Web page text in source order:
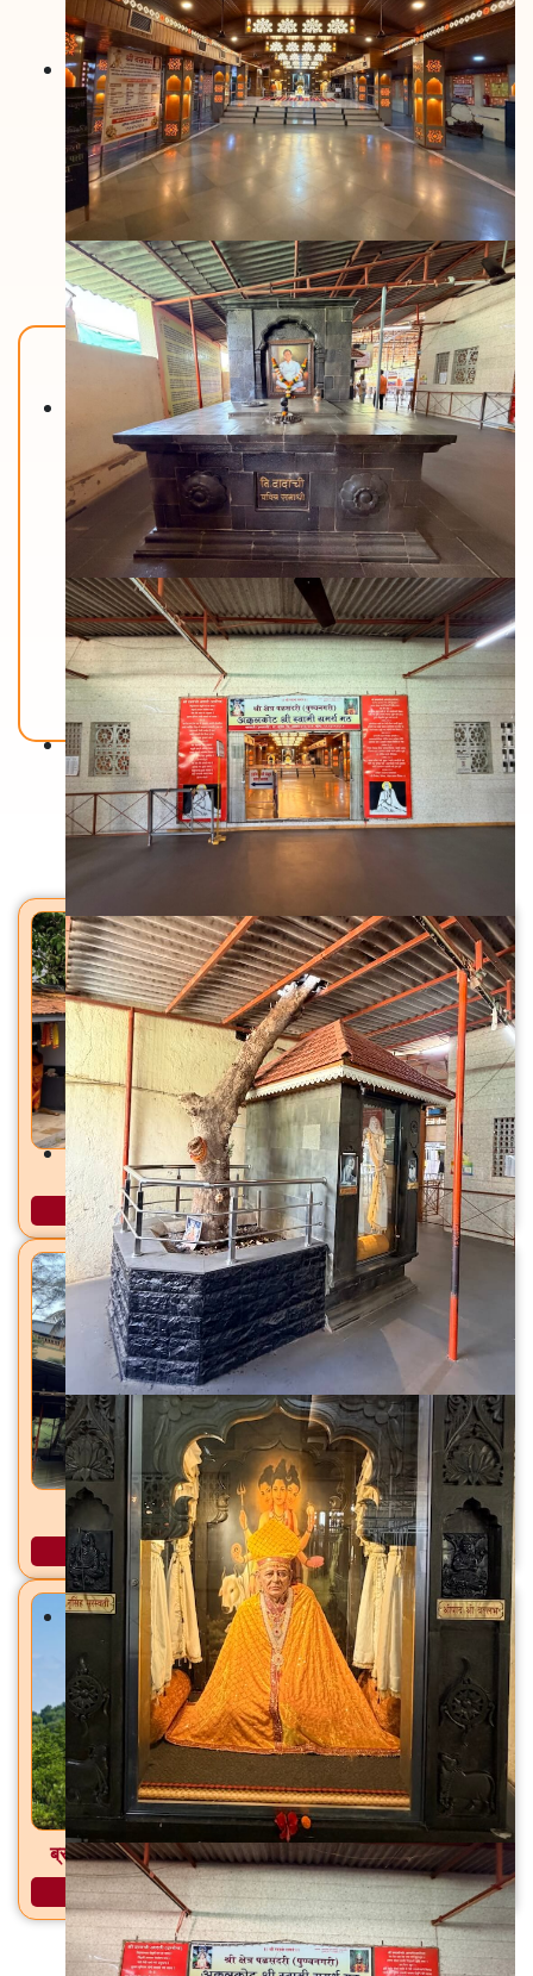
Back To Home
मंदिरे
हिंगुळजा देवी मंदिर चौल, ता. अलिबाग, जि. रायगड
अधिक माहिती
देवाळेश्वर मंदिर सेक्टर १२, खारघर, ता. पनवेल, जि. रायगड
अधिक माहिती
ब्राह्मणदेव मंदिर आणि भोलानाथ मंदिर आवरे, ता. उरण, जि. रायगड
अधिक माहिती